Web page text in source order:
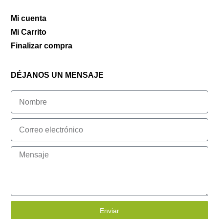
Mi cuenta
Mi Carrito
Finalizar compra
DÉJANOS UN MENSAJE
Enviar